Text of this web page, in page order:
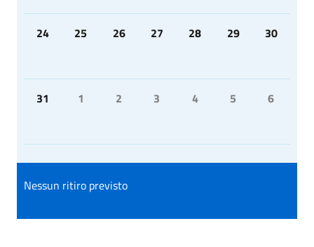
24 25 26 27 28 29 30
31 1 2 3 4 5 6
Nessun ritiro previsto